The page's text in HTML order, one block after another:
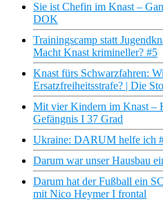
Sie ist Chefin im Knast –
DOK
Trainingscamp statt
Macht Knast krimineller? #5
Knast fürs Schwarzfahren:
Ersatzfreiheitsstrafe? | Die
Mit vier Kindern im Knast –
Gefängnis I 37 Grad
Ukraine: DARUM helfe ich
Darum war unser Hausbau
Darum hat der Fußball ein
mit Nico Heymer I frontal